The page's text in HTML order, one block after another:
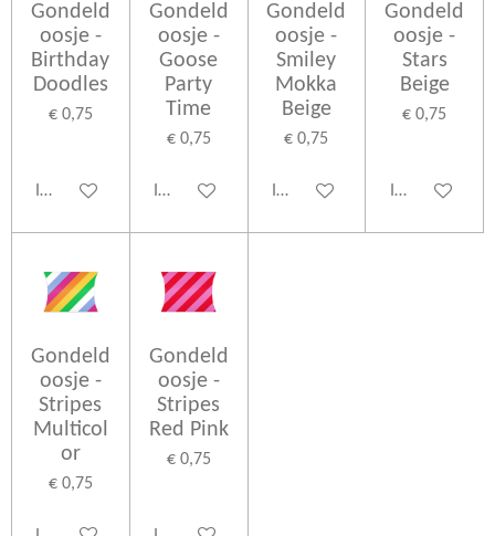
Gondeld
oosje -
Birthday
Doodles
€ 0,75
In winkelwagen
Gondeld
oosje -
Goose
Party
Time
€ 0,75
In winkelwagen
Gondeld
oosje -
Smiley
Mokka
Beige
€ 0,75
In winkelwagen
Gondeld
oosje -
Stars
Beige
€ 0,75
In
Gondeld
oosje -
Stripes
Multicol
or
€ 0,75
Gondeld
oosje -
Stripes
Red Pink
€ 0,75